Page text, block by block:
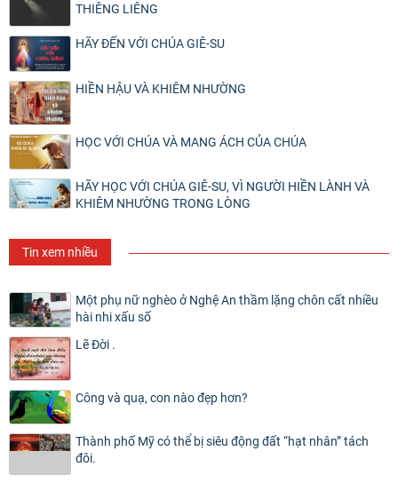
THIÊNG LIÊNG
HÃY ĐẾN VỚI CHÚA GIÊ-SU
HIỀN HẬU VÀ KHIÊM NHƯỜNG
HỌC VỚI CHÚA VÀ MANG ÁCH CỦA CHÚA
HÃY HỌC VỚI CHÚA GIÊ-SU, VÌ NGƯỜI HIỀN LÀNH VÀ
KHIÊM NHƯỜNG TRONG LÒNG
Tin xem nhiều
Một phụ nữ nghèo ở Nghệ An thầm lặng chôn cất nhiều
hài nhi xấu số
Lẽ Đời .
Công và quạ, con nào đẹp hơn?
Thành phố Mỹ có thể bị siêu động đất “hạt nhân” tách
đôi.